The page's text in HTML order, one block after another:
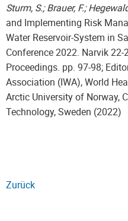
Sturm, S.; Brauer, F.;
and Implementing Risk
Water Reservoir-System in
Conference 2022. Narvik
Proceedings. pp. 97-98;
Association (IWA), World
Arctic University of Norway,
Technology, Sweden (2022)
Zurück